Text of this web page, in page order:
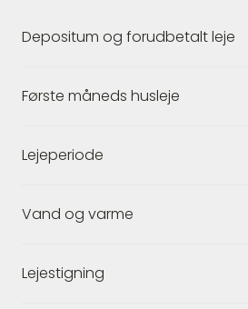
Depositum og forudbetalt leje
Første måneds husleje
Lejeperiode
Vand og varme
Lejestigning